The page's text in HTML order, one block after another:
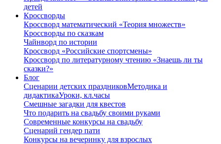
детей
Кроссворды
Кроссворд математический «Теория множеств»
Кроссворды по сказкам
Чайнворд по истории
Кроссворд «Российские спортсмены»
Кроссворд по литературному чтению «Знаешь ли ты
сказки?»
Блог
Сценарии детских праздниковМетодика и
дидактикаУроки, кл.часы
Смешные загадки для квестов
Что подарить на свадьбу своими руками
Современные конкурсы на свадьбу
Сценарий гендер пати
Конкурсы на вечеринку для взрослых